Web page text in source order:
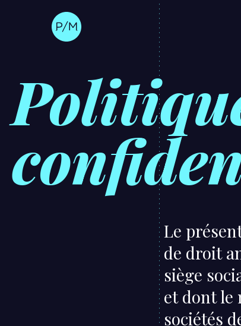
Le
de droit
siège
et dont le
sociétés